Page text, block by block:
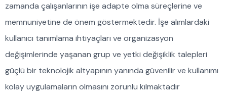
zamanda çalışanlarının işe adapte olma süreçlerine ve
memnuniyetine de önem göstermektedir. İşe alımlardaki
kullanıcı tanımlama ihtiyaçları ve organizasyon
değişimlerinde yaşanan grup ve yetki değişiklik talepleri
güçlü bir teknolojik altyapının yanında güvenilir ve kullanımı
kolay uygulamaların olmasını zorunlu kılmaktadır